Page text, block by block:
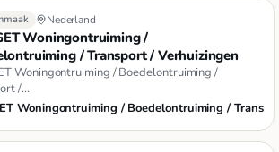
Nederland
Woningontruiming /
/ Transport / Verhuizingen
Woningontruiming / Boedelontruiming /
/
Woningontruiming / Boedelontruiming / Trans